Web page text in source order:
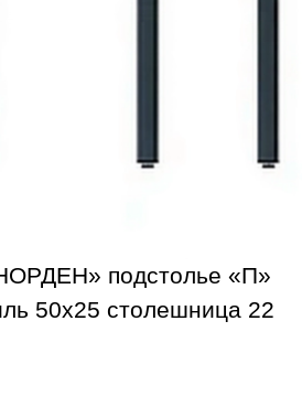
подстолье «П»
50x25 столешница 22